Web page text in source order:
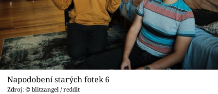
Napodobení starých fotek 6
Zdroj: © blitzangel / reddit